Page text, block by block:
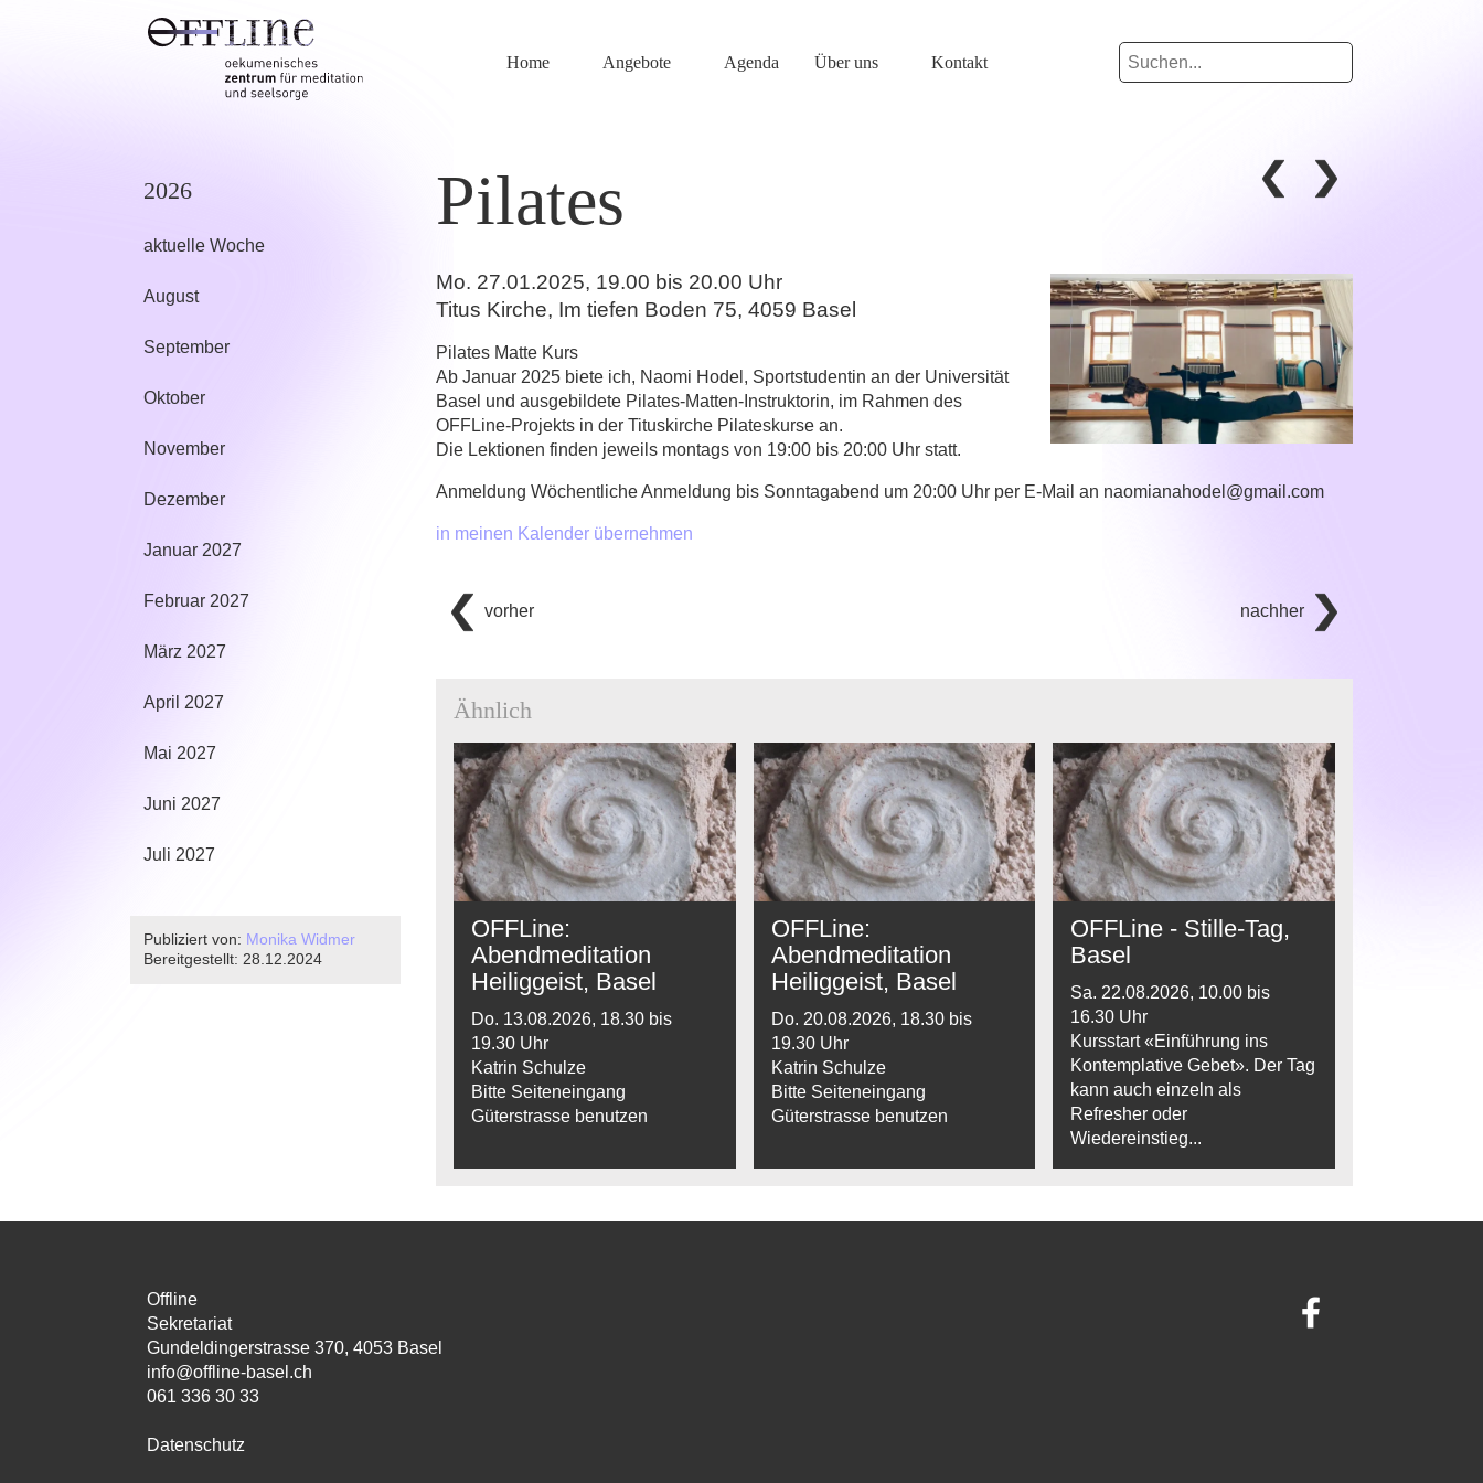
Home Angebote Agenda Über uns Kontakt
2026
aktuelle Woche
August
September
Oktober
November
Dezember
Januar 2027
Februar 2027
März 2027
April 2027
Mai 2027
Juni 2027
Juli 2027
Publiziert von: Monika Widmer
Bereitgestellt: 28.12.2024
Pilates
Mo. 27.01.2025, 19.00 bis 20.00 Uhr
Titus Kirche, Im tiefen Boden 75, 4059 Basel
Pilates Matte Kurs
Ab Januar 2025 biete ich, Naomi Hodel, Sportstudentin an der Universität
Basel und ausgebildete Pilates-Matten-Instruktorin, im Rahmen des
OFFLine-Projekts in der Tituskirche Pilateskurse an.
Die Lektionen finden jeweils montags von 19:00 bis 20:00 Uhr statt.
Anmeldung Wöchentliche Anmeldung bis Sonntagabend um 20:00 Uhr per E-Mail an naomianahodel@gmail.com
in meinen Kalender übernehmen
vorher nachher
Ähnlich
OFFLine:
Abendmeditation
Heiliggeist, Basel
Do. 13.08.2026, 18.30 bis
19.30 Uhr
Katrin Schulze
Bitte Seiteneingang
Güterstrasse benutzen
OFFLine:
Abendmeditation
Heiliggeist, Basel
Do. 20.08.2026, 18.30 bis
19.30 Uhr
Katrin Schulze
Bitte Seiteneingang
Güterstrasse benutzen
OFFLine - Stille-Tag,
Basel
Sa. 22.08.2026, 10.00 bis
16.30 Uhr
Kursstart «Einführung ins
Kontemplative Gebet». Der Tag
kann auch einzeln als
Refresher oder
Wiedereinstieg...
Offline
Sekretariat
Gundeldingerstrasse 370, 4053 Basel
info@offline-basel.ch
061 336 30 33
Datenschutz